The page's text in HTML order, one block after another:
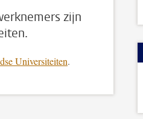
zijn
Universiteiten.